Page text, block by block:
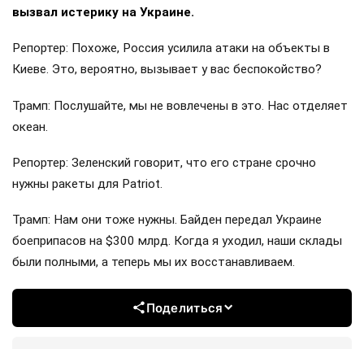
вызвал истерику на Украине.
Репортер: Похоже, Россия усилила атаки на объекты в
Киеве. Это, вероятно, вызывает у вас беспокойство?
Трамп: Послушайте, мы не вовлечены в это. Нас отделяет
океан.
Репортер: Зеленский говорит, что его стране срочно
нужны ракеты для Patriot.
Трамп: Нам они тоже нужны. Байден передал Украине
боеприпасов на $300 млрд. Когда я уходил, наши склады
были полными, а теперь мы их восстанавливаем.
Поделиться